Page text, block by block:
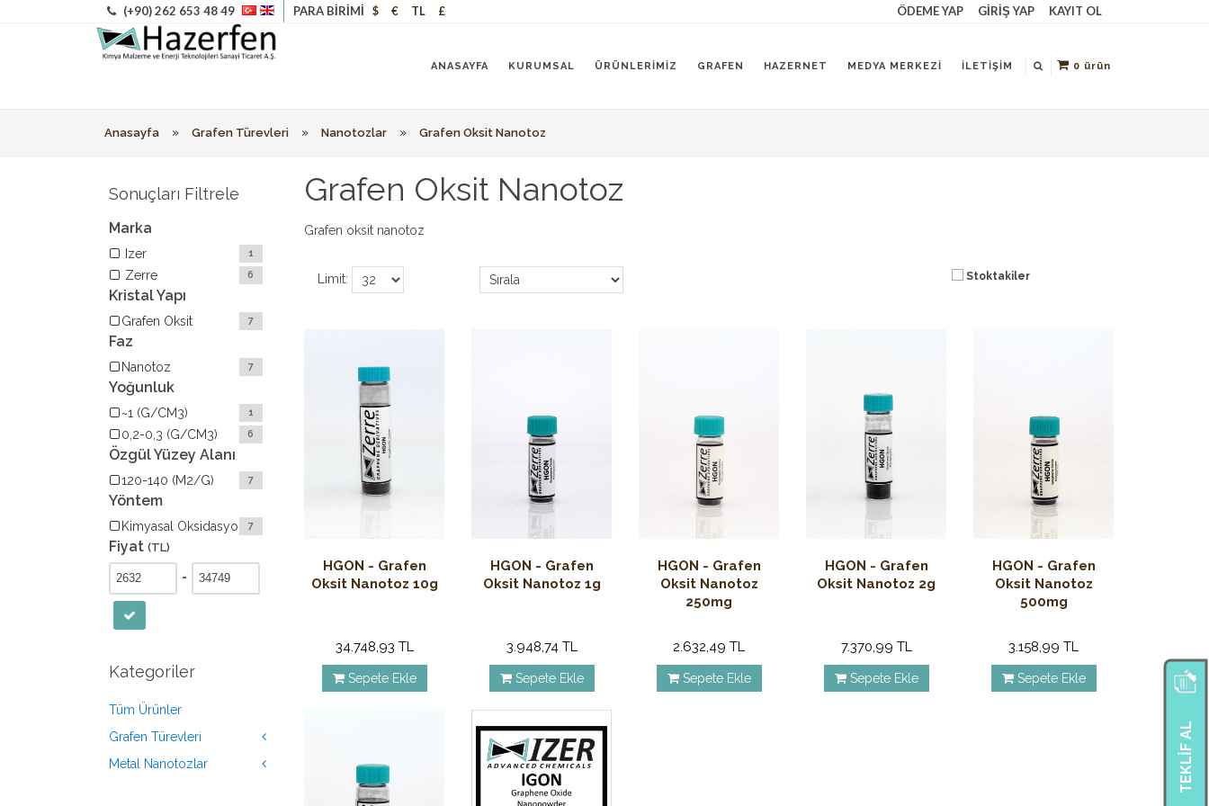
TEKLIF AL
(+90) 262 653 48 49 PARA BIRIMI $ € TL £ ÖDEME YAP GIRIŞ YAP KAYIT OL
ANASAYFA KURUMSAL ÜRÜNLERIMIZ GRAFEN HAZERNET MEDYA MERKEZI İLETIŞIM 0 ürün
Anasayfa » Grafen Türevleri » Nanotozlar » Grafen Oksit Nanotoz
Sonuçları Filtrele
Marka
Izer 1
Zerre 6
Kristal Yapı
Grafen Oksit 7
Faz
Nanotoz 7
Yoğunluk
~1 (G/CM3) 1
0,2-0,3 (G/CM3) 6
Özgül Yüzey Alanı
120-140 (M2/G) 7
Yöntem
Kimyasal Oksidasyon 7
Fiyat (TL)
-
Kategoriler
Tüm Ürünler
Grafen Türevleri
Metal Nanotozlar
Grafen Oksit Nanotoz
Grafen oksit nanotoz
Limit: Stoktakiler
HGON - Grafen
Oksit Nanotoz 10g
34.748,93 TL
Sepete Ekle
HGON - Grafen
Oksit Nanotoz 1g
3.948,74 TL
Sepete Ekle
HGON - Grafen
Oksit Nanotoz
250mg
2.632,49 TL
Sepete Ekle
HGON - Grafen
Oksit Nanotoz 2g
7.370,99 TL
Sepete Ekle
HGON - Grafen
Oksit Nanotoz
500mg
3.158,99 TL
Sepete Ekle